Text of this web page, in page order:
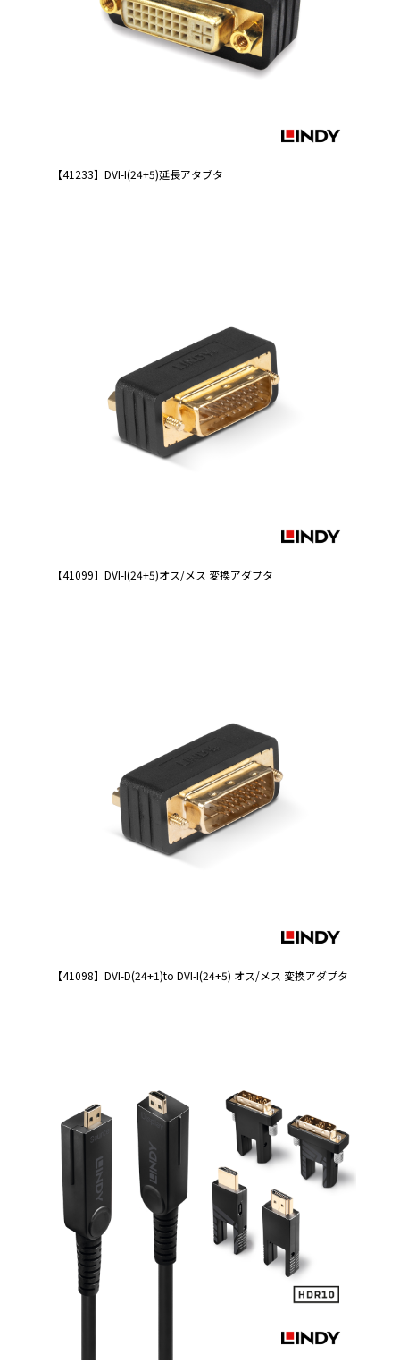
【41233】DVI-I(24+5)延長アタブタ
【41099】DVI-I(24+5)オス/メス 変換アダプタ
【41098】DVI-D(24+1)to DVI-I(24+5) オス/メス 変換アダプタ